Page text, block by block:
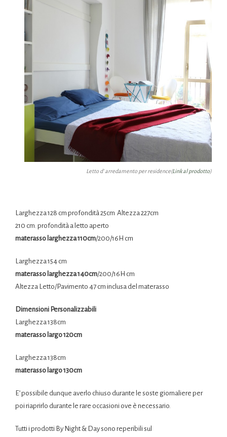
Letto d’ arredamento per residence(Link al prodotto)
Larghezza 128 cm profondità 25cm Altezza 227cm
210 cm. profondità a letto aperto
materasso larghezza 110cm/200/16H cm
Larghezza 154 cm
materasso larghezza 140cm/200/16H cm
Altezza Letto/Pavimento 47 cm inclusa del materasso
Dimensioni Personalizzabili
Larghezza 138cm
materasso largo 120cm
Larghezza 138cm
materasso largo 130cm
E’ possibile dunque averlo chiuso durante le soste giornaliere per
poi riaprirlo durante le rare occasioni ove è necessario.
Tutti i prodotti By Night & Day sono reperibili sul